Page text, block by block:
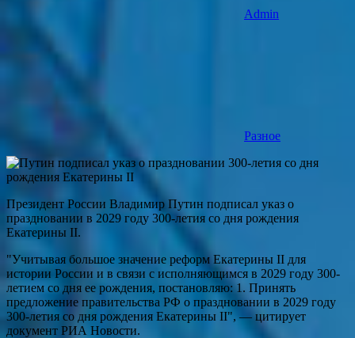
Admin
Разное
Президент России Владимир Путин подписал указ о
праздновании в 2029 году 300-летия со дня рождения
Екатерины II.
"Учитывая большое значение реформ Екатерины II для
истории России и в связи с исполняющимся в 2029 году 300-
летием со дня ее рождения, постановляю: 1. Принять
предложение правительства РФ о праздновании в 2029 году
300-летия со дня рождения Екатерины II", — цитирует
документ РИА Новости.